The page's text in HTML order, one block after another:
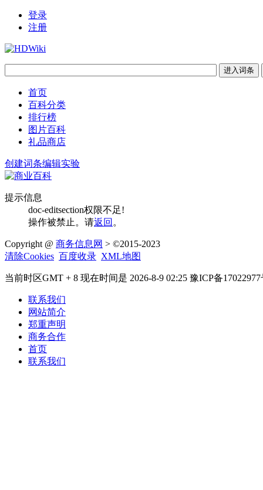
登录
注册
首页
百科分类
排行榜
图片百科
礼品商店
创建词条编辑实验
提示信息
doc-editsection权限不足!
操作被禁止。请返回 。
Copyright @ 商务信息网 > ©2015-2023
清除Cookies 百度收录 XML地图
当前时区GMT + 8 现在时间是 2026-8-9 02:25 豫ICP备17022977
联系我们
网站简介
郑重声明
商务合作
首页
联系我们